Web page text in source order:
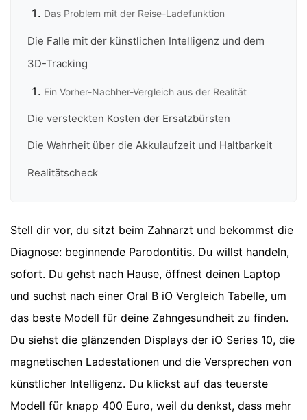
Das Problem mit der Reise-Ladefunktion
Die Falle mit der künstlichen Intelligenz und dem
3D-Tracking
Ein Vorher-Nachher-Vergleich aus der Realität
Die versteckten Kosten der Ersatzbürsten
Die Wahrheit über die Akkulaufzeit und Haltbarkeit
Realitätscheck
Stell dir vor, du sitzt beim Zahnarzt und bekommst die
Diagnose: beginnende Parodontitis. Du willst handeln,
sofort. Du gehst nach Hause, öffnest deinen Laptop
und suchst nach einer Oral B iO Vergleich Tabelle, um
das beste Modell für deine Zahngesundheit zu finden.
Du siehst die glänzenden Displays der iO Series 10, die
magnetischen Ladestationen und die Versprechen von
künstlicher Intelligenz. Du klickst auf das teuerste
Modell für knapp 400 Euro, weil du denkst, dass mehr